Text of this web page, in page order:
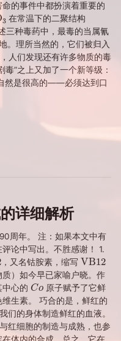
的事件中都扮演着重要的
OA3
在常温下的二聚结构
三种毒药中，最毒的当属氰
。理所当然的，它们被归入
人们发现还有许多物质的毒
”之上又加了一个新等级：
然是很高的——必须达到口
详细解析
周年。 注：如果本文中有
论中写出。不胜感谢！ 1.
，又名钴胺素，缩写 VB12
）如今早已家喻户晓。作
中心的 Co原子赋予了它鲜
生素。 巧合的是，鲜红的
们的身体制造鲜红的血液。
红细胞的制造与成熟，也参
体内的合成。总之，它在